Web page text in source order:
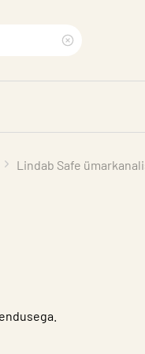
search
Lindab Safe